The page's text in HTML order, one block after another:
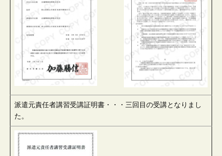
派遣元責任者講習受講証明書・・・三回目の受講となりまし
た。